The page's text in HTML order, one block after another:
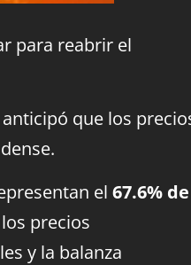
para reabrir el
anticipó que los
el 67.6% de
precios
y la balanza